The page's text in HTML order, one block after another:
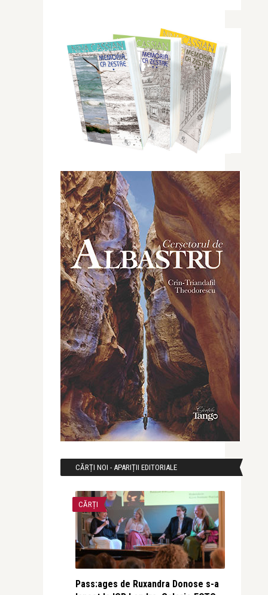
CĂRȚI NOI - APARIȚII EDITORIALE
CĂRȚI
Pass:ages de Ruxandra Donose s-a